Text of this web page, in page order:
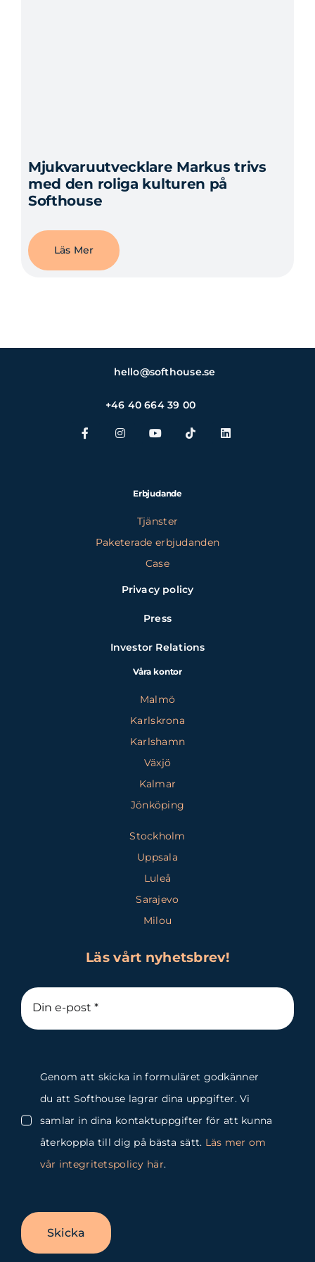
Mjukvaruutvecklare Markus trivs
med den roliga kulturen på
Softhouse
Läs Mer
hello@softhouse.se
+46 40 664 39 00
Erbjudande
Tjänster
Paketerade erbjudanden
Case
Privacy policy
Press
Investor Relations
Våra kontor
Malmö
Karlskrona
Karlshamn
Växjö
Kalmar
Jönköping
Stockholm
Uppsala
Luleå
Sarajevo
Milou
Läs vårt nyhetsbrev!
Genom att skicka in formuläret godkänner
du att Softhouse lagrar dina uppgifter. Vi
samlar in dina kontaktuppgifter för att kunna
återkoppla till dig på bästa sätt. Läs mer om
vår integritetspolicy här.
Skicka